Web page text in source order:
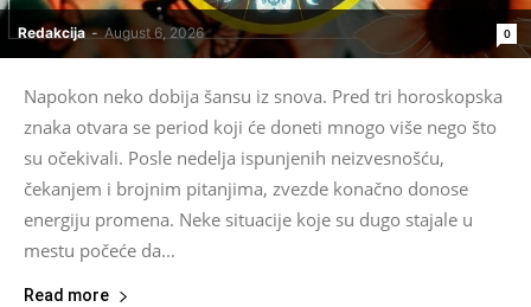
Redakcija - August 6, 2026 0
Napokon neko dobija šansu iz snova. Pred tri horoskopska
znaka otvara se period koji će doneti mnogo više nego što
su očekivali. Posle nedelja ispunjenih neizvesnošću,
čekanjem i brojnim pitanjima, zvezde konačno donose
energiju promena. Neke situacije koje su dugo stajale u
mestu počeće da...
Read more